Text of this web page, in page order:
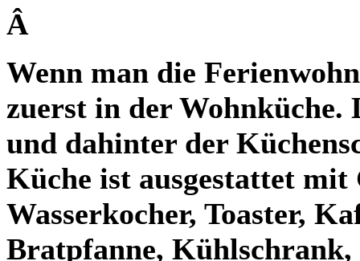
Â
Wenn man die
zuerst in der
und dahinter der
Küche ist ausgestattet
Wasserkocher, Toaster,
Bratpfanne,